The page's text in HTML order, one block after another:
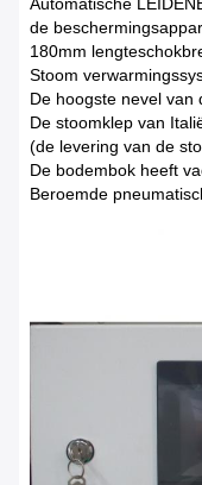
Automatische
de
180mm
Stoom
De hoogste nevel van
De stoomklep van
(de levering van de
De bodembok heeft
Beroemde